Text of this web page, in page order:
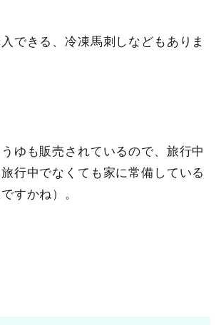
できる、冷凍馬刺しなどもありま
ゆも販売されているので、旅行中
行中でなくても家に常備している
すかね）。